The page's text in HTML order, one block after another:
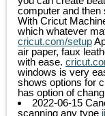
computer and then
With Cricut
which whatever
cricut.com/setup
air paper, faux
with ease.
windows is very
shows options for
has option of
2022-06-15
scanning any type